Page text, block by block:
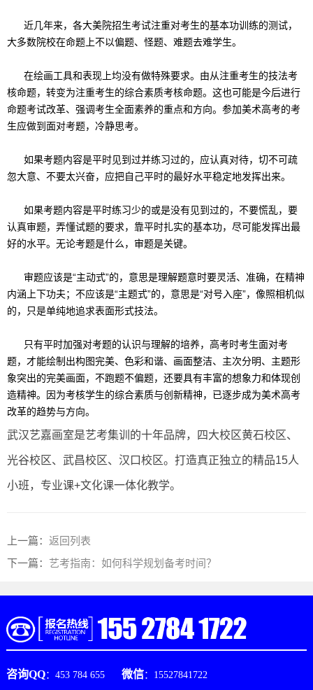
近几年来，各大美院招生考试注重对考生的基本功训练的测试，
大多数院校在命题上不以偏题、怪题、难题去难学生。
在绘画工具和表现上均没有做特殊要求。由从注重考生的技法考
核命题，转变为注重考生的综合素质考核命题。这也可能是今后进行
命题考试改革、强调考生全面素养的重点和方向。参加美术高考的考
生应做到面对考题，冷静思考。
如果考题内容是平时见到过并练习过的，应认真对待，切不可疏
忽大意、不要太兴奋，应把自己平时的最好水平稳定地发挥出来。
如果考题内容是平时练习少的或是没有见到过的，不要慌乱，要
认真审题，弄懂试题的要求，靠平时扎实的基本功，尽可能发挥出最
好的水平。无论考题是什么，审题是关键。
审题应该是“主动式”的，意思是理解题意时要灵活、准确，在精神
内涵上下功夫；不应该是“主题式”的，意思是“对号入座”，像照相机似
的，只是单纯地追求表面形式技法。
只有平时加强对考题的认识与理解的培养，高考时考生面对考
题，才能绘制出构图完美、色彩和谐、画面整洁、主次分明、主题形
象突出的完美画面，不跑题不偏题，还要具有丰富的想象力和体现创
造精神。因为考核学生的综合素质与创新精神，已逐步成为美术高考
改革的趋势与方向。
武汉艺嘉画室是艺考集训的十年品牌，四大校区黄石校区、
光谷校区、武昌校区、汉口校区。打造真正独立的精品15人
小班，专业课+文化课一体化教学。
上一篇： 返回列表
下一篇： 艺考指南：如何科学规划备考时间？
咨询QQ：453 784 655 微信：15527841722